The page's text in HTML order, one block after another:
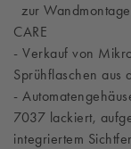
zur
CARE
- Verkauf von
Sprühflaschen aus
-
7037 lackiert,
integriertem